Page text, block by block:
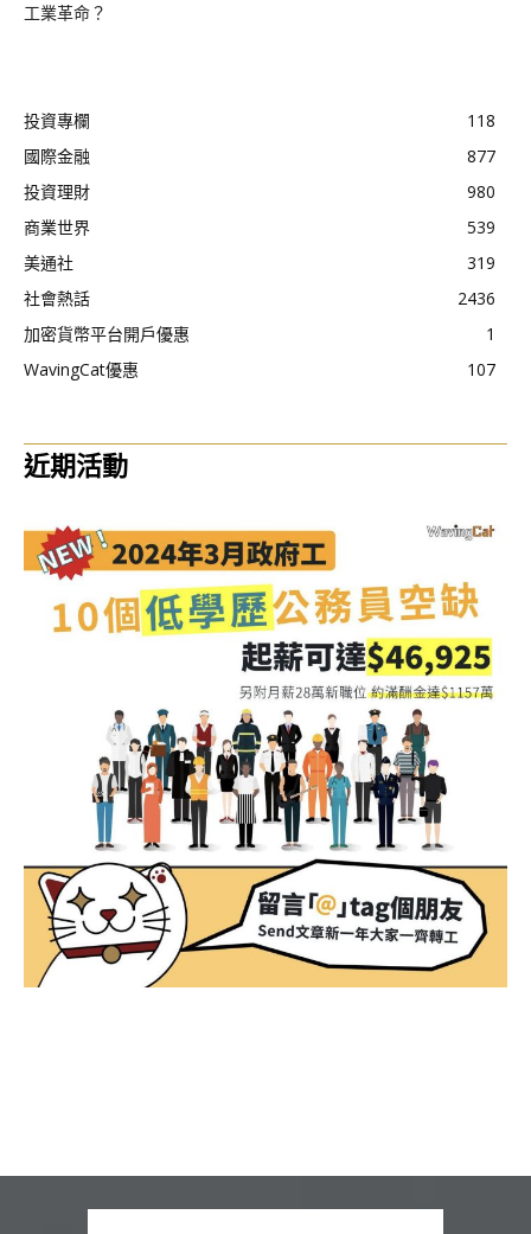
工業革命？
投資專欄
118
國際金融
877
投資理財
980
商業世界
539
美通社
319
社會熱話
2436
加密貨幣平台開戶優惠
1
WavingCat優惠
107
近期活動